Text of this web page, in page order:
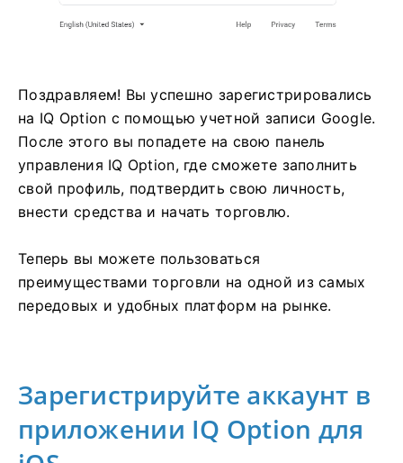
Поздравляем! Вы успешно зарегистрировались
на IQ Option с помощью учетной записи Google.
После этого вы попадете на свою панель
управления IQ Option, где сможете заполнить
свой профиль, подтвердить свою личность,
внести средства и начать торговлю.
Теперь вы можете пользоваться
преимуществами торговли на одной из самых
передовых и удобных платформ на рынке.
Зарегистрируйте аккаунт в
приложении IQ Option для